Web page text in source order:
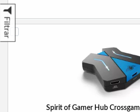
Filtrar
Spirit of Gamer Hub